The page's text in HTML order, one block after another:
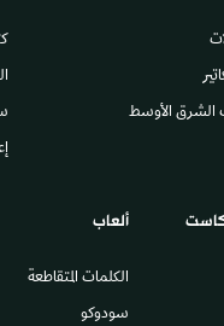
الشرق الأوسط
ألعاب
الكلمات المتقاطعة
سودوكو